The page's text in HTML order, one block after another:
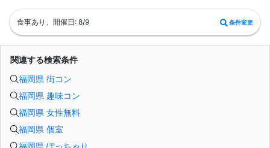
ゆったり着席スタイル♪♪
【お支払い方法】
楽々♪クレジット払い♪
＜申込画面でいずれかを選択ください＞
※お申し込み後、即時でお客様のお席を確保しています♪
男女調整・お席の確保等を行っております運営都合上、ご理解をお願いします。
10分前より受付♪
食事あり、開催日: 8/9 条件変更
関連する検索条件
福岡県 街コン
福岡県 趣味コン
福岡県 女性無料
福岡県 個室
福岡県 ぽっちゃり